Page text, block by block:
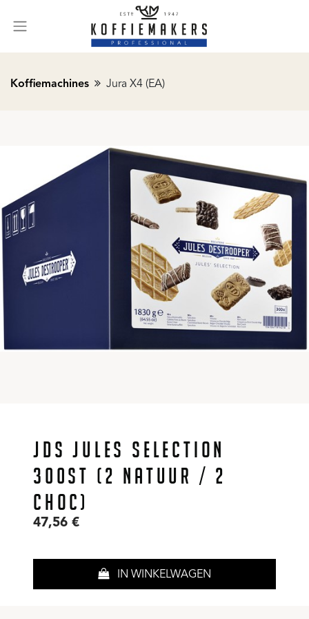
Koffiemachines Jura X4 (EA)
JDS JULES SELECTION
300ST (2 NATUUR / 2
CHOC)
47,56 €
IN WINKELWAGEN